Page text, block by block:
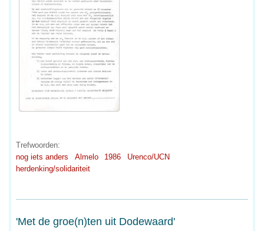
Trefwoorden:
nog iets anders
Almelo 1986
Urenco/UCN
herdenking/solidariteit
'Met de groe(n)ten uit Dodewaard'